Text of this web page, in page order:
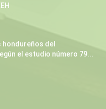
hondureños del
el estudio número 79...